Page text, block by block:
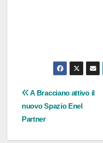
Navigazione
articoli
A Bracciano attivo il
nuovo Spazio Enel
Partner